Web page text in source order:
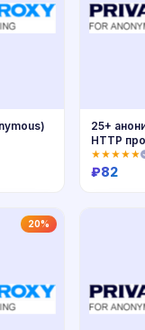
25+
HTTP
★★★★★
₽82
20%